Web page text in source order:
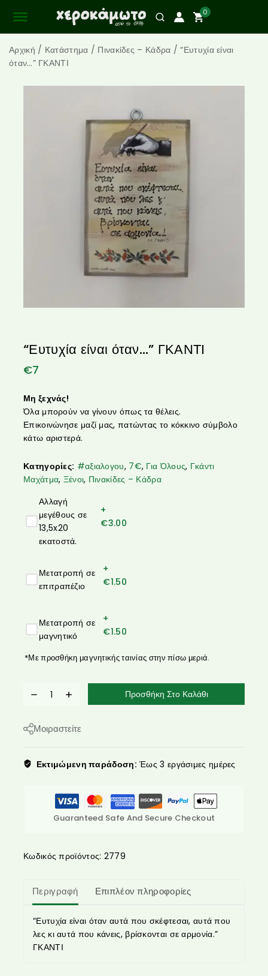
0
Αρχική / Κατάστημα / Πινακίδες – Κάδρα / “Ευτυχία είναι
όταν…” ΓΚΑΝΤΙ
“Ευτυχία είναι όταν…” ΓΚΑΝΤΙ
€7
Μη ξεχνάς!
Όλα μπορούν να γίνουν όπως τα θέλεις.
Επικοινώνησε μαζί μας, πατώντας το κόκκινο σύμβολο
κάτω αριστερά.
Κατηγορίες: #αξιαλογου, 7€, Για Όλους, Γκάντι
Μαχάτμα, Ξένοι, Πινακίδες – Κάδρα
Αλλαγή
μεγέθους σε
13,5x20
εκατοστά.
+
€3.00
Μετατροπή σε
επιτραπέζιο
+
€1.50
Μετατροπή σε
μαγνητικό
+
€1.50
*Με προσθήκη μαγνητικής ταινίας στην πίσω μεριά.
Προσθήκη Στο Καλάθι
Μοιραστείτε
Εκτιμώμενη παράδοση: Έως 3 εργάσιμες ημέρες
Guaranteed Safe And Secure Checkout
Κωδικός προϊόντος: 2779
Περιγραφή Επιπλέον πληροφορίες
“Ευτυχία είναι όταν αυτά που σκέφτεσαι, αυτά που
λες κι αυτά που κάνεις, βρίσκονται σε αρμονία.”
ΓΚΑΝΤΙ